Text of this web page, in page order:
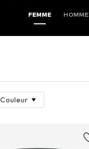
FEMME HOMME
Couleur